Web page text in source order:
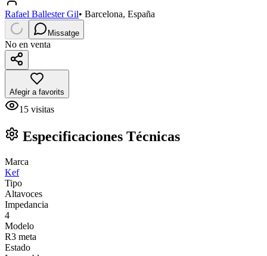
Rafael Ballester Gil• Barcelona, España
Missatge
No en venta
Afegir a favorits
15 visitas
Especificaciones Técnicas
Marca
Kef
Tipo
Altavoces
Impedancia
4
Modelo
R3 meta
Estado